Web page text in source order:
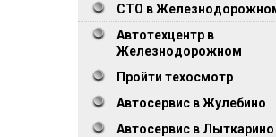
СТО в
Автотехцентр в
Железнодорожном
Пройти техосмотр
Автосервис в Жулебино
Автосервис в Лыткарино